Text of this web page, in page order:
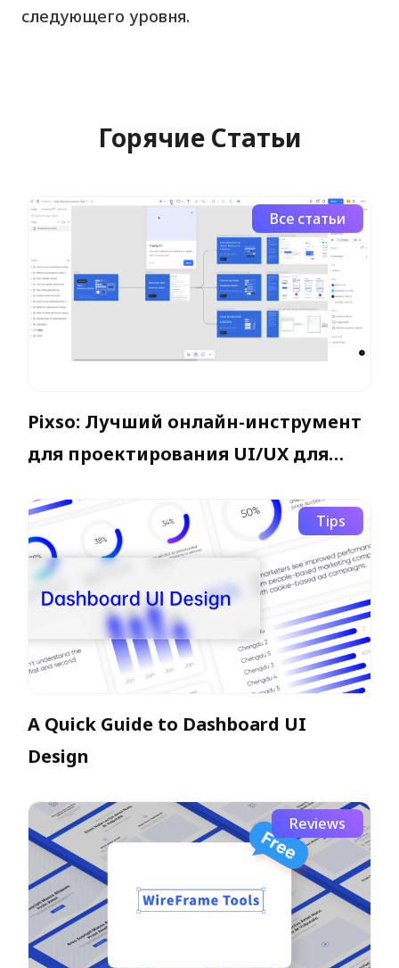
следующего уровня.
Горячие Статьи
Все статьи
Pixso: Лучший онлайн-инструмент
для проектирования UI/UX для
Tips
A Quick Guide to Dashboard UI
Design
Reviews